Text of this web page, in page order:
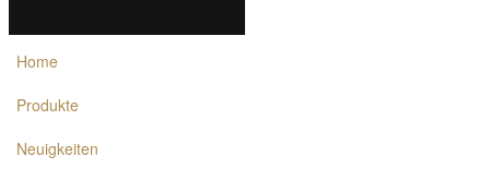
Home
Produkte
Neuigkeiten